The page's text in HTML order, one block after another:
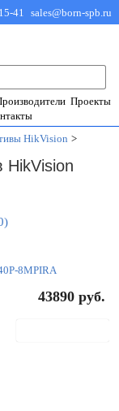
41 sales@born-spb.ru
Проекты
HikVision >
HikVision
43890 руб.